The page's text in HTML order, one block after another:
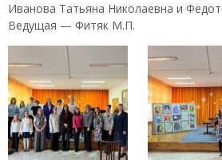
Иванова Татьяна Николаевна и
Ведущая — Фитяк М.П.